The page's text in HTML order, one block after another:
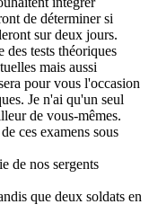
de déterminer si
sur deux jours.
tests théoriques
mais aussi
pour vous l'occasion
Je n'ai qu'un seul
de vous-mêmes.
ces examens sous
de nos sergents
que deux soldats en